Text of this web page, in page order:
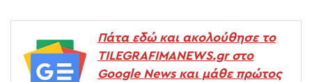
Πάτα εδώ και ακολούθησε το
TILEGRAFIMANEWS.gr στο
Google News και μάθε πρώτος